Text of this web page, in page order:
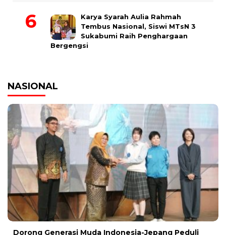
Karya Syarah Aulia Rahmah
Tembus Nasional, Siswi MTsN 3
Sukabumi Raih Penghargaan
Bergengsi
NASIONAL
Dorong Generasi Muda Indonesia-Jepang Peduli